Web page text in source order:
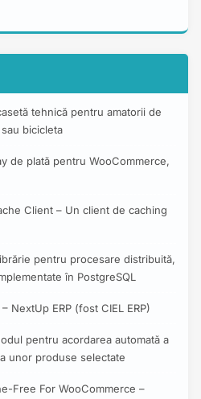
tehnică pentru amatorii de
bicicleta
de plată pentru WooCommerce,
Client – Un client de caching
pentru procesare distribuită,
în PostgreSQL
NextUp ERP (fost CIEL ERP)
pentru acordarea automată a
unor produse selectate
Free For WooCommerce –